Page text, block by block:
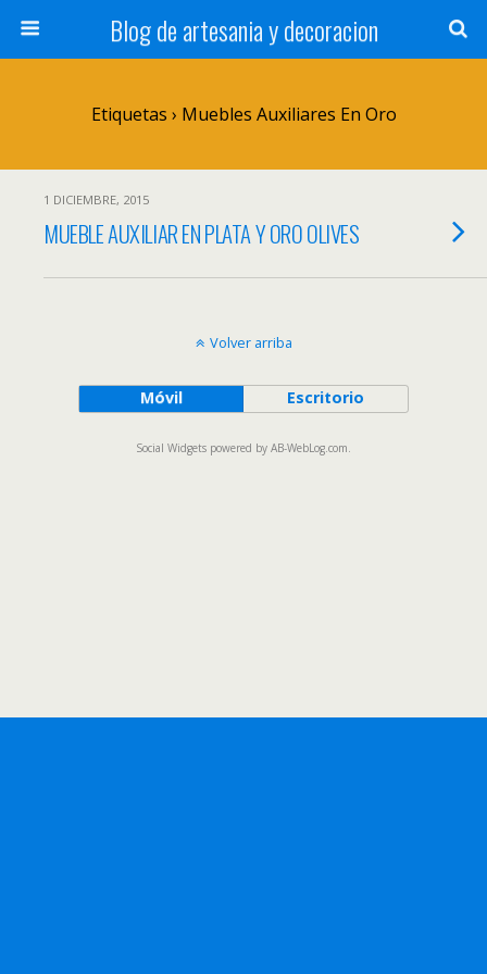
Blog de artesania y decoracion
Etiquetas › Muebles Auxiliares En Oro
1 DICIEMBRE, 2015
MUEBLE AUXILIAR EN PLATA Y ORO OLIVES
Volver arriba
Móvil Escritorio
Social Widgets powered by AB-WebLog.com.